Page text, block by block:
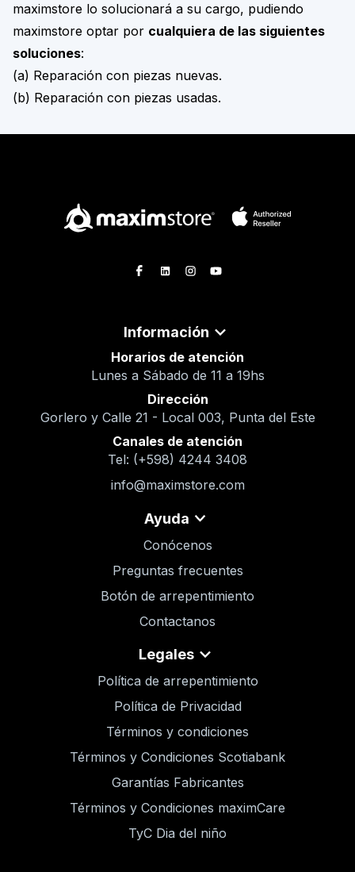
maximstore lo solucionará a su cargo, pudiendo
maximstore optar por cualquiera de las siguientes
soluciones:
(a) Reparación con piezas nuevas.
(b) Reparación con piezas usadas.
Información
Horarios de atención
Lunes a Sábado de 11 a 19hs
Dirección
Gorlero y Calle 21 - Local 003, Punta del Este
Canales de atención
Tel: (+598) 4244 3408
info@maximstore.com
Ayuda
Conócenos
Preguntas frecuentes
Botón de arrepentimiento
Contactanos
Legales
Política de arrepentimiento
Política de Privacidad
Términos y condiciones
Términos y Condiciones Scotiabank
Garantías Fabricantes
Términos y Condiciones maximCare
TyC Dia del niño